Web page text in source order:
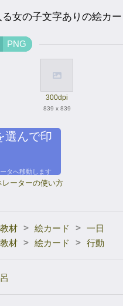
女の子文字ありの絵カー
PNG
300dpi
839 x 839
選んで印
タへ移動します
ーターの使い方
材 > 絵カード > 一日
材 > 絵カード > 行動